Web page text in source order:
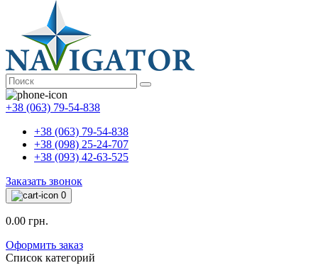
+38 (063) 79-54-838
+38 (063) 79-54-838
+38 (098) 25-24-707
+38 (093) 42-63-525
Заказать звонок
0
0.00 грн.
Оформить заказ
Список категорий